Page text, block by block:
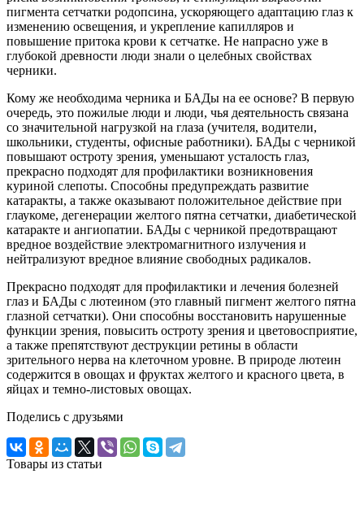
пигмента сетчатки родопсина, ускоряющего адаптацию глаз к
изменению освещения, и укрепление капилляров и
повышение притока крови к сетчатке. Не напрасно уже в
глубокой древности люди знали о целебных свойствах
черники.
Кому же необходима черника и БАДы на ее основе? В первую
очередь, это пожилые люди и люди, чья деятельность связана
со значительной нагрузкой на глаза (учителя, водители,
школьники, студенты, офисные работники). БАДы с черникой
повышают остроту зрения, уменьшают усталость глаз,
прекрасно подходят для профилактики возникновения
куриной слепоты. Способны предупреждать развитие
катаракты, а также оказывают положительное действие при
глаукоме, дегенерации желтого пятна сетчатки, диабетической
катаракте и ангиопатии. БАДы с черникой предотвращают
вредное воздействие электромагнитного излучения и
нейтрализуют вредное влияние свободных радикалов.
Прекрасно подходят для профилактики и лечения болезней
глаз и БАДы с лютеином (это главный пигмент желтого пятна
глазной сетчатки). Они способны восстановить нарушенные
функции зрения, повысить остроту зрения и цветовосприятие,
а также препятствуют деструкции ретины в области
зрительного нерва на клеточном уровне. В природе лютеин
содержится в овощах и фруктах желтого и красного цвета, в
яйцах и темно-листовых овощах.
Поделись с друзьями
Товары из статьи